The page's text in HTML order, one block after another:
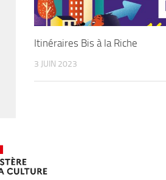
Itinéraires Bis à la Riche
3 JUIN 2023